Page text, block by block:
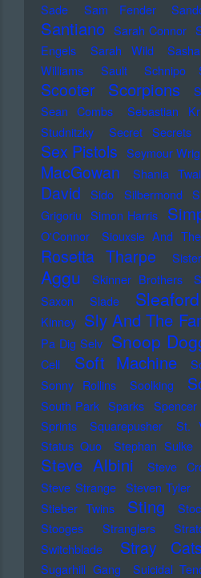
Sade
Sam Fender
Santiano Sarah Connor
Engels
Sarah Wild Sasha
Williams
Sault Schnipo
Scooter Scorpions
Sean Combs
Sebastian
Studnitzky
Secret Secrets
Sex Pistols Seymour
MacGowan
Shania
David
Sido Silbermond
Grigoriu Simon Harris
O'Connor
Siouxsie And
Rosetta Tharpe
Aggu
Skinner Brothers
Saxon
Slade
Kinney Sly And The
Pa Dig Selv Snoop
Cell
Soft Machine
Sonny Rollins
Soolking
South Park Sparks Spencer
Sprints Squarepusher St.
Status Quo
Stephan Sulke
Steve Albini Steve
Steve Strange Steven Tyler
Stieber Twins Sting
Stooges
Stranglers
Switchblade
Stray Cats
Sugarhill Gang
Suicidal